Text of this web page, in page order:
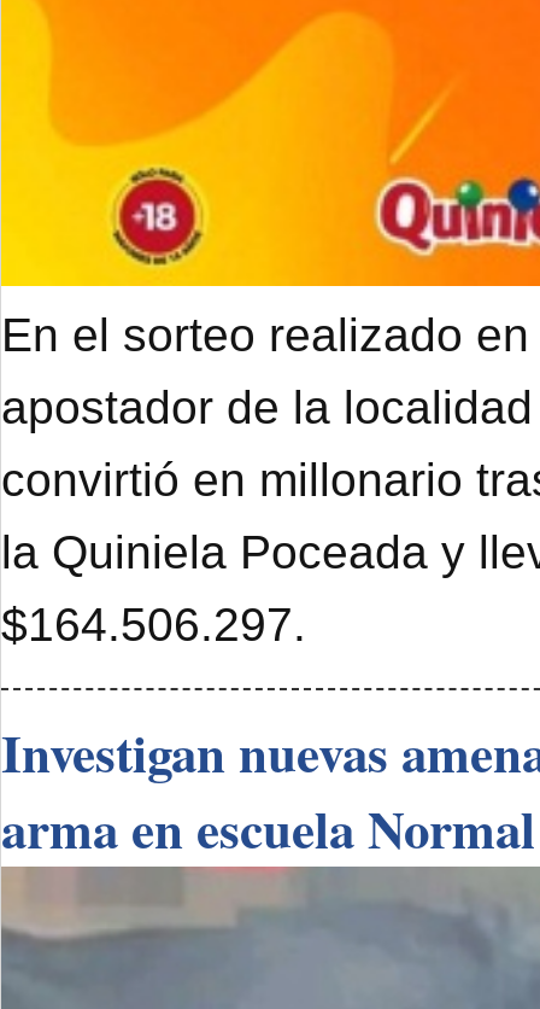
En el sorteo realizado
apostador de la
convirtió en millonario
la Quiniela Poceada y
$164.506.297.
Investigan nuevas
arma en escuela Normal